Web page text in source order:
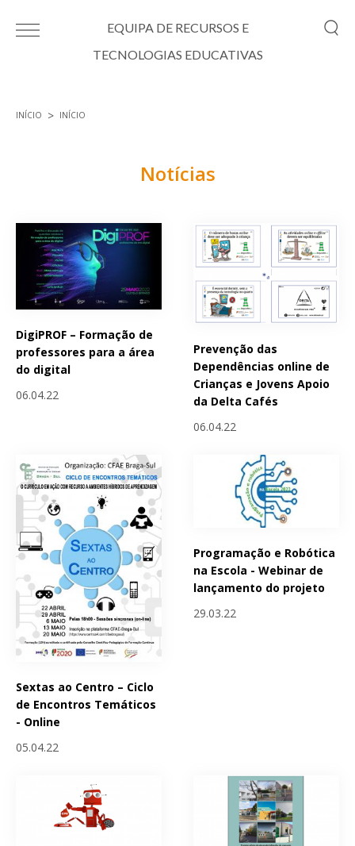
EQUIPA DE RECURSOS E
TECNOLOGIAS EDUCATIVAS
INÍCIO INÍCIO
Notícias
DigiPROF – Formação de
professores para a área
do digital
06.04.22
Prevenção das
Dependências online de
Crianças e Jovens Apoio
da Delta Cafés
06.04.22
Sextas ao Centro – Ciclo
de Encontros Temáticos
- Online
05.04.22
Programação e Robótica
na Escola - Webinar de
lançamento do projeto
29.03.22
Páginas